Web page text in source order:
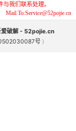
我们联系处理。
Mail To:Service@52pojie.cn
爱破解 - 52pojie.cn
号 )